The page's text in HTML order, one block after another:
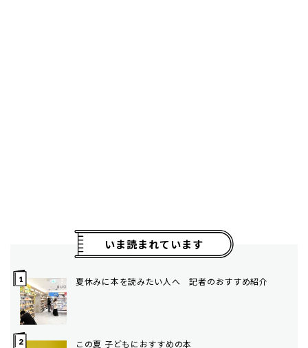
いま読まれています
夏休みに本を読みたい人へ 記者のおすすめ紹介
この夏 子どもにおすすめの本